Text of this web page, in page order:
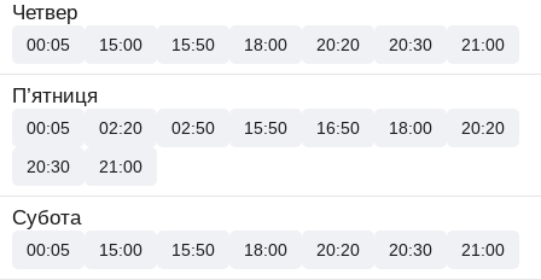
Четвер
00:05 15:00 15:50 18:00 20:20 20:30 21:00
П’ятниця
00:05 02:20 02:50 15:50 16:50 18:00
20:20
20:30
21:00
Субота
00:05 15:00 15:50 18:00 20:20 20:30 21:00